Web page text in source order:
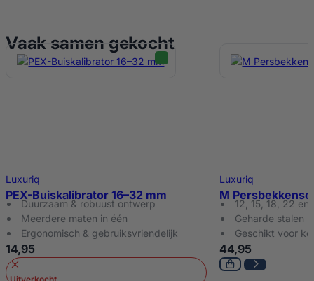
Vaak samen gekocht
Luxuriq
PEX-Buiskalibrator 16–32 mm
Duurzaam & robuust ontwerp
Meerdere maten in één
Ergonomisch & gebruiksvriendelijk
14,95
Luxuriq
M
12, 15, 18, 22
Geharde stalen
Geschikt voor
44,95